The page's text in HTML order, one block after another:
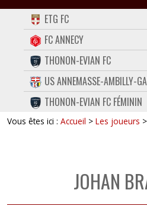
ACCUEIL
FORUM
CONTACT
FACEBOOK
TWITTER
ETG FC
FC ANNECY
THONON-EVIAN FC
US ANNEMASSE-AMBILLY-
THONON-EVIAN FC FÉMININ
Vous êtes ici : Accueil > Les joueurs >
JOHAN